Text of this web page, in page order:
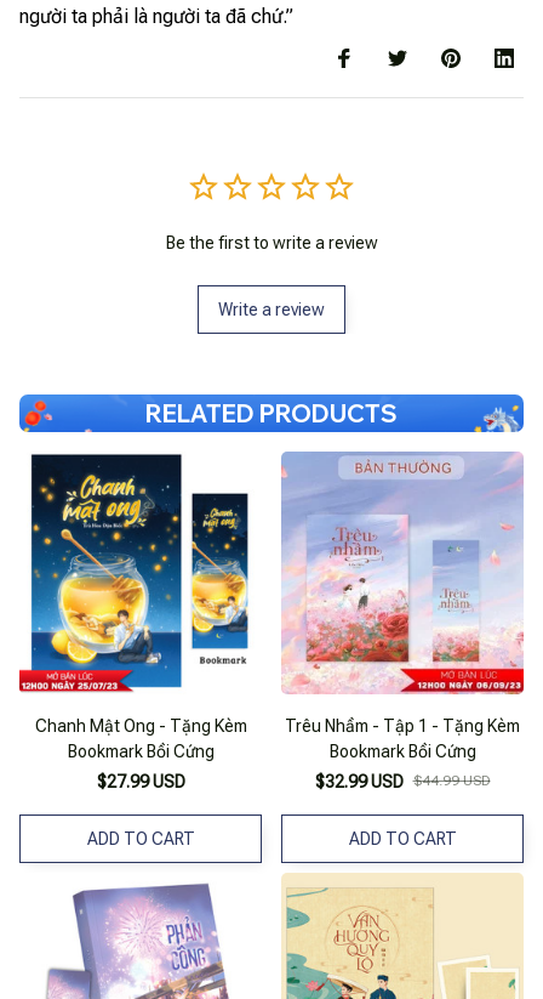
người ta phải là người ta đã chứ.”
Be the first to write a review
Write a review
RELATED PRODUCTS
Chanh Mật Ong - Tặng Kèm
Bookmark Bồi Cứng
$27.99 USD
ADD TO CART
Trêu Nhầm - Tập 1 - Tặng Kèm
Bookmark Bồi Cứng
$32.99 USD $44.99 USD
ADD TO CART